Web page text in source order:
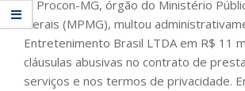
O Procon-MG, órgão do Ministério
Gerais (MPMG), multou
Entretenimento Brasil LTDA em R$ 11
cláusulas abusivas no contrato de
serviços e nos termos de privacidade.